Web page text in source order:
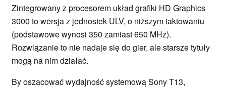
Zintegrowany z procesorem układ grafiki HD Graphics
3000 to wersja z jednostek ULV, o niższym taktowaniu
(podstawowe wynosi 350 zamiast 650 MHz).
Rozwiązanie to nie nadaje się do gier, ale starsze tytuły
mogą na nim działać.
By oszacować wydajność systemową Sony T13,